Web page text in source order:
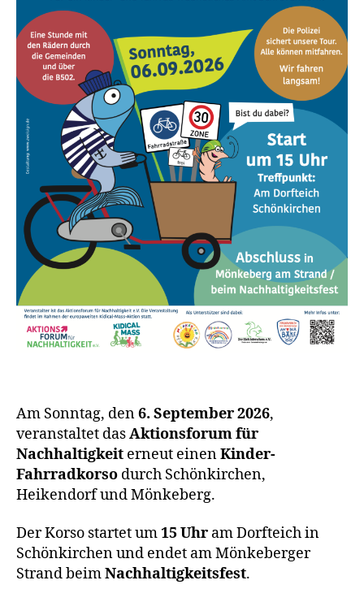
Am Sonntag, den6. September 2026,
veranstaltet dasAktionsforum für
Nachhaltigkeit erneut einenKinder-
Fahrradkorso durch Schönkirchen,
Heikendorf und Mönkeberg.
Der Korso startet um15 Uhr am Dorfteich in
Schönkirchen und endet am Mönkeberger
Strand beimNachhaltigkeitsfest.